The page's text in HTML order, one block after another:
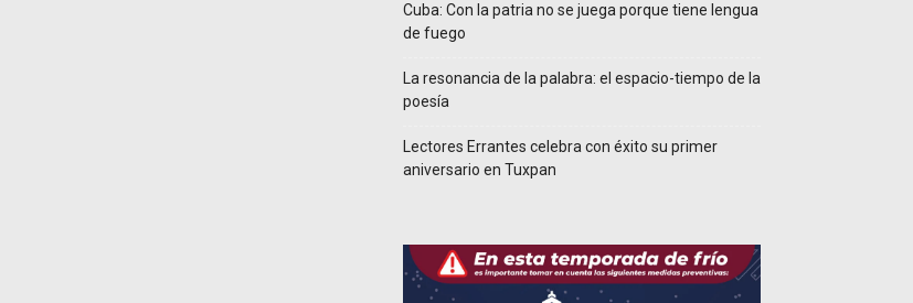
Cuba: Con la patria no se juega porque tiene lengua
de fuego
La resonancia de la palabra: el espacio-tiempo de la
poesía
Lectores Errantes celebra con éxito su primer
aniversario en Tuxpan